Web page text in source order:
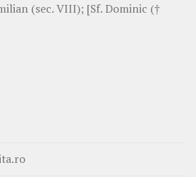
(sec. VIII); [Sf. Dominic (†